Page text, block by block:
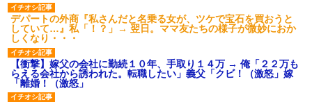
デパートの外商『私さんだと名乗る女が、ツケで宝石を買おうと
していて…』私「！？」→ 翌日。ママ友たちの様子が微妙におか
しくなり・・・
【衝撃】嫁父の会社に勤続１０年、手取り１４万 → 俺「２２万も
らえる会社から誘われた。転職したい」義父「クビ！（激怒」嫁
「離婚！（激怒」